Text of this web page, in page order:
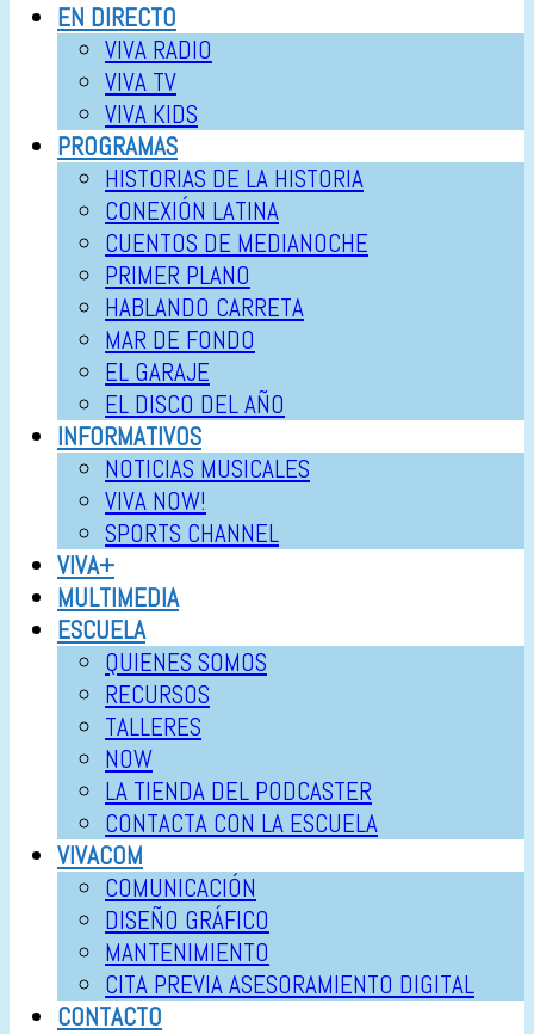
EN DIRECTO
VIVA RADIO
VIVA TV
VIVA KIDS
PROGRAMAS
HISTORIAS DE LA HISTORIA
CONEXIÓN LATINA
CUENTOS DE MEDIANOCHE
PRIMER PLANO
HABLANDO CARRETA
MAR DE FONDO
EL GARAJE
EL DISCO DEL AÑO
INFORMATIVOS
NOTICIAS MUSICALES
VIVA NOW!
SPORTS CHANNEL
VIVA+
MULTIMEDIA
ESCUELA
QUIENES SOMOS
RECURSOS
TALLERES
NOW
LA TIENDA DEL PODCASTER
CONTACTA CON LA ESCUELA
VIVACOM
COMUNICACIÓN
DISEÑO GRÁFICO
MANTENIMIENTO
CITA PREVIA ASESORAMIENTO DIGITAL
CONTACTO